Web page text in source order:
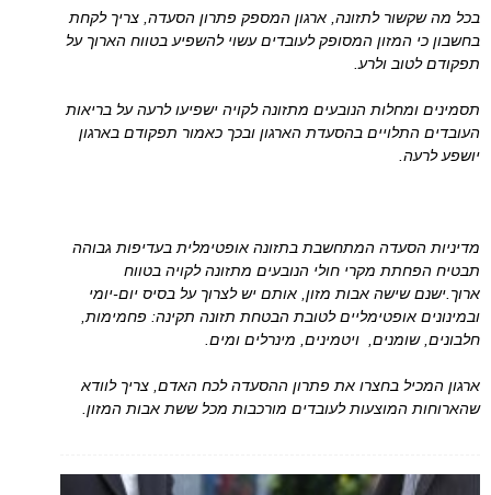
בכל מה שקשור לתזונה, ארגון המספק פתרון הסעדה, צריך לקחת
בחשבון כי המזון המסופק לעובדים עשוי להשפיע בטווח הארוך על
תפקודם לטוב ולרע.
תסמינים ומחלות הנובעים מתזונה לקויה ישפיעו לרעה על בריאות
העובדים התלויים בהסעדת הארגון ובכך כאמור תפקודם בארגון
יושפע לרעה.
מדיניות הסעדה המתחשבת בתזונה אופטימלית בעדיפות גבוהה
תבטיח הפחתת מקרי חולי הנובעים מתזונה לקויה בטווח
ארוך.ישנם שישה אבות מזון, אותם יש לצרוך על בסיס יום-יומי
ובמינונים אופטימליים לטובת הבטחת תזונה תקינה: פחמימות,
חלבונים, שומנים, ויטמינים, מינרלים ומים.
ארגון המכיל בחצרו את פתרון ההסעדה לכח האדם, צריך לוודא
שהארוחות המוצעות לעובדים מורכבות מכל ששת אבות המזון.